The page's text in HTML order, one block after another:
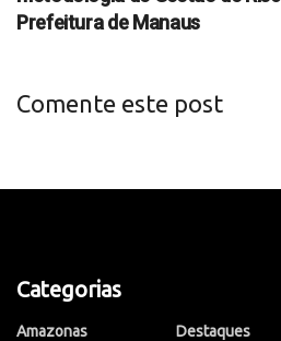
Prefeitura de Manaus
Comente este post
Categorias
Amazonas Destaques